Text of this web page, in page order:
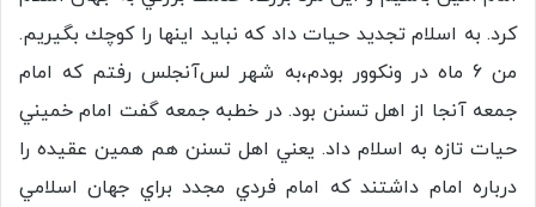
كرد. به اسلام تجديد حيات داد كه نبايد اينها را كوچك بگيريم.
من 6 ماه در ونكوور بودم،به شهر لس‌آنجلس رفتم كه امام
جمعه آنجا از اهل تسنن بود. در خطبه جمعه گفت امام خميني
حيات تازه به اسلام داد. يعني اهل تسنن هم همين عقيده را
درباره امام داشتند كه امام فردي مجدد براي جهان اسلامي